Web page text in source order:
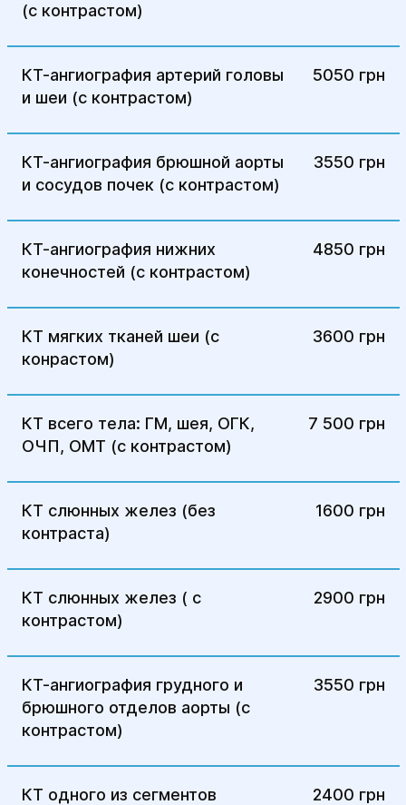
(с контрастом)
КТ-ангиография артерий головы
и шеи (с контрастом)
5050 грн
КТ-ангиография брюшной аорты
и сосудов почек (с контрастом)
3550 грн
КТ-ангиография нижних
конечностей (с контрастом)
4850 грн
КТ мягких тканей шеи (с
конрастом)
3600 грн
КТ всего тела: ГМ, шея, ОГК,
ОЧП, ОМТ (с контрастом)
7 500 грн
КТ слюнных желез (без
контраста)
1600 грн
КТ слюнных желез ( с
контрастом)
2900 грн
КТ-ангиография грудного и
брюшного отделов аорты (с
контрастом)
3550 грн
КТ одного из сегментов
2400 грн